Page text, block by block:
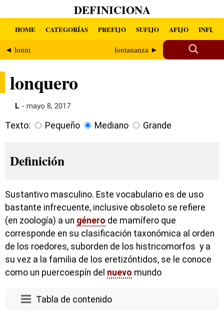
DEFINICIONA
HOME CATEGORÍAS PREFIJO SUFIJO AFIJO INFIJO
◄ lonni lontananza ►
lonquero
L - mayo 8, 2017
Texto: Pequeño Mediano Grande
Definición
Sustantivo masculino. Este vocabulario es de uso
bastante infrecuente, inclusive obsoleto se refiere
(en zoología) a un género de mamífero que
corresponde en su clasificación taxonómica al orden
de los roedores, suborden de los histricomorfos y a
su vez a la familia de los eretizóntidos, se le conoce
como un puercoespín del nuevo mundo
Tabla de contenido